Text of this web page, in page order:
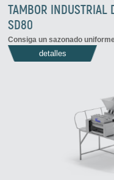
TAMBOR INDUSTRIAL
SD80
Consiga un sazonado
detalles